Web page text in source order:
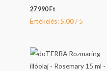
27 990 Ft
Értékelés:5.00/ 5